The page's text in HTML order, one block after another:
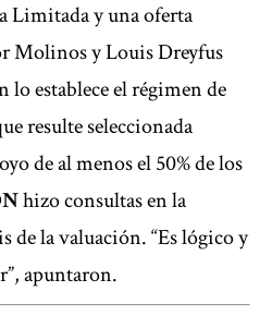
Limitada y una oferta
Molinos y Louis Dreyfus
establece el régimen de
resulte seleccionada
de al menos el 50% de los
hizo consultas en la
de la valuación. “Es lógico y
apuntaron.